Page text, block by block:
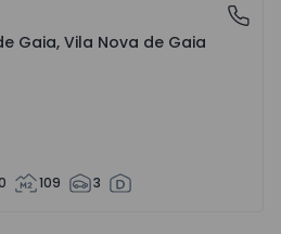
Gaia, Vila Nova de Gaia
Gaia, Vila Nova de Gaia
109 3